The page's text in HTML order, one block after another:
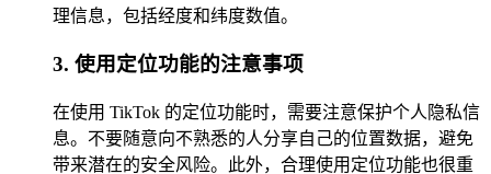
理信息，包括经度和纬度数值。
3. 使用定位功能的注意事项
在使用 TikTok 的定位功能时，需要注意保护个人隐私信
息。不要随意向不熟悉的人分享自己的位置数据，避免
带来潜在的安全风险。此外，合理使用定位功能也很重